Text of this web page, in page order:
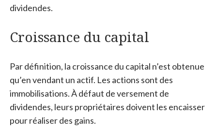
dividendes.
Croissance du capital
Par définition, la croissance du capital n’est obtenue
qu’en vendant un actif. Les actions sont des
immobilisations. À défaut de versement de
dividendes, leurs propriétaires doivent les encaisser
pour réaliser des gains.